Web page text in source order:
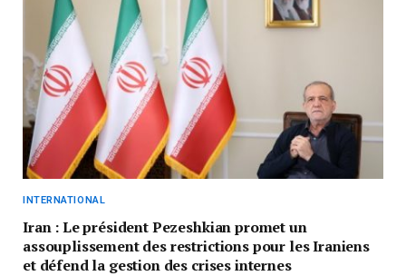
INTERNATIONAL
Iran : Le président Pezeshkian promet un
assouplissement des restrictions pour les Iraniens
et défend la gestion des crises internes